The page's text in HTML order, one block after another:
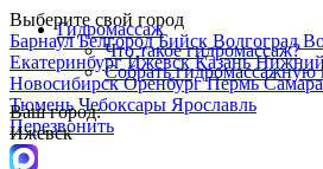
Выберите свой город
БарнаулБелгородБийск Волгоград
ЕкатеринбургИжевскКазань
НовосибирскОренбургПермь
ТюменьЧебоксары Ярославль
Перезвонить
Гидромассаж
Что такое гидромассаж?
Собрать гидромассажную
Ваш город:
Ижевск